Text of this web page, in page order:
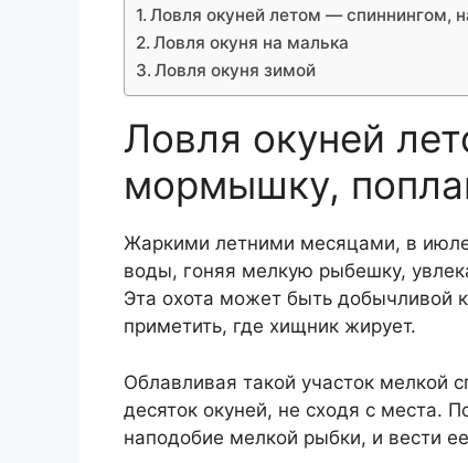
Ловля окуней летом — спиннингом,
Ловля окуня на малька
Ловля окуня зимой
Ловля окуней
мормышку,
Жаркими летними месяцами, в
воды, гоняя мелкую рыбешку,
Эта охота может быть добычливой
приметить, где хищник жирует.
Облавливая такой участок мелкой
десяток окуней, не сходя с места.
наподобие мелкой рыбки, и вести